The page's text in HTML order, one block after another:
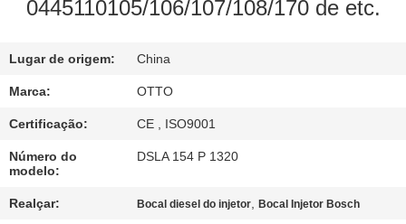
DE
QUALIDADE
CONTACTE-
NOS
0445110105/106/107/108/170 de etc.
Lugar de origem: China
Marca: OTTO
Certificação: CE , ISO9001
Número do
modelo:
DSLA 154 P 1320
Realçar: Bocal diesel do injetor,Bocal Injetor Bosch